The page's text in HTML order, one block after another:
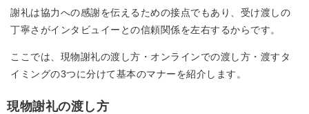
謝礼は協力への感謝を伝えるための接点でもあり、受け渡しの
丁寧さがインタビュイーとの信頼関係を左右するからです。
ここでは、現物謝礼の渡し方・オンラインでの渡し方・渡すタ
イミングの3つに分けて基本のマナーを紹介します。
現物謝礼の渡し方